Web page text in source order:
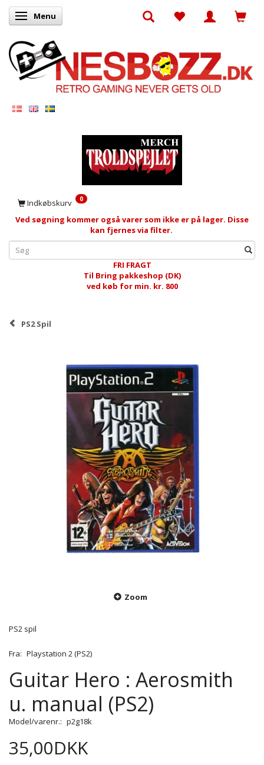
Skifte navigation
Menu
Indkøbskurv 0
Ved søgning kommer også varer som ikke er på lager. Disse
kan fjernes via filter.
FRI FRAGT
Til Bring pakkeshop (DK)
ved køb for min. kr. 800
PS2 Spil
Zoom
PS2 spil
Fra: Playstation 2 (PS2)
Guitar Hero : Aerosmith
u. manual (PS2)
Model/varenr.: p2g18k
35,00DKK